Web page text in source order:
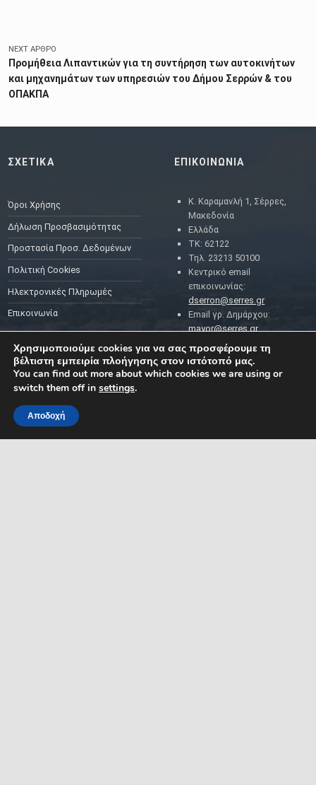
NEXT ΆΡΘΡΟ
Προμήθεια Λιπαντικών για τη συντήρηση των αυτοκινήτων
και μηχανημάτων των υπηρεσιών του Δήμου Σερρών & του
ΟΠΑΚΠΑ
ΣΧΕΤΙΚΑ
Όροι Χρήσης
Δήλωση Προσβασιμότητας
Προστασία Προσ. Δεδομένων
Πολιτική Cookies
Ηλεκτρονικές Πληρωμές
Επικοινωνία
ΕΠΙΚΟΙΝΩΝΙΑ
Κ. Καραμανλή 1, Σέρρες,
Μακεδονία
Ελλάδα
ΤΚ: 62122
Τηλ. 23213 50100
Κεντρικό email
επικοινωνίας:
dserron@serres.gr
Email γρ. Δημάρχου:
mayor@serres.gr
Email DPO (Υπευθύνου
Προστασίας Δεδομένων):
dpo@serres.gr
ΡΟΗ ΕΙΔΗΣΕΩΝ
ΔΗΜΟΤΗ ΚΑΙ ΤΗΣ
Χρησιμοποιούμε cookies για να σας προσφέρουμε τη
βέλτιστη εμπειρία πλοήγησης στον ιστότοπό μας.
You can find out more about which cookies we are using or
switch them off in settings.
Αποδοχή